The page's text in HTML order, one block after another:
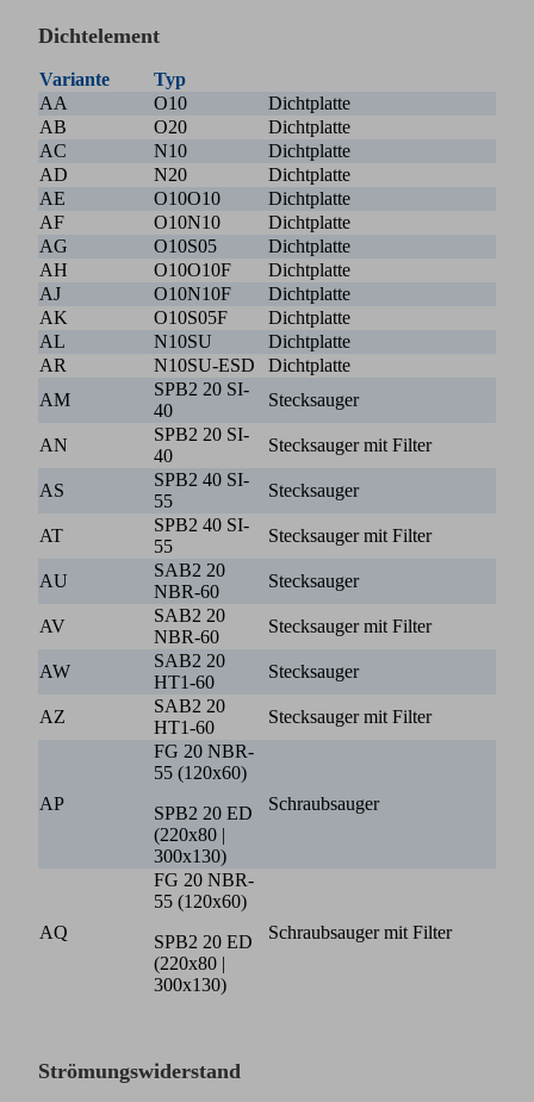
Dichtelement
Variante
Typ
AA
O10
Dichtplatte
AB
O20
Dichtplatte
AC
N10
Dichtplatte
AD
N20
Dichtplatte
AE
O10O10
Dichtplatte
AF
O10N10
Dichtplatte
AG
O10S05
Dichtplatte
AH
O10O10F
Dichtplatte
AJ
O10N10F
Dichtplatte
AK
O10S05F
Dichtplatte
AL
N10SU
Dichtplatte
AR
N10SU-ESD
Dichtplatte
AM
SPB2 20 SI-
40
Stecksauger
AN
SPB2 20 SI-
40
Stecksauger mit Filter
AS
SPB2 40 SI-
55
Stecksauger
AT
SPB2 40 SI-
55
Stecksauger mit Filter
AU
SAB2 20
NBR-60
Stecksauger
AV
SAB2 20
NBR-60
Stecksauger mit Filter
AW
SAB2 20
HT1-60
Stecksauger
AZ
SAB2 20
HT1-60
Stecksauger mit Filter
AP
FG 20 NBR-
55 (120x60)
SPB2 20 ED
(220x80 |
300x130)
Schraubsauger
AQ
FG 20 NBR-
55 (120x60)
SPB2 20 ED
(220x80 |
300x130)
Schraubsauger mit Filter
Strömungswiderstand